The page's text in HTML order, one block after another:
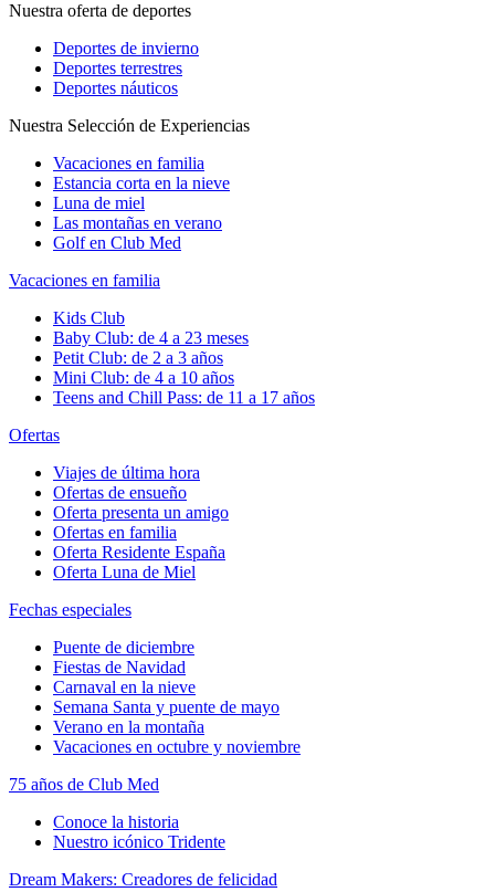
Nuestra oferta de deportes
Deportes de invierno
Deportes terrestres
Deportes náuticos
Nuestra Selección de Experiencias
Vacaciones en familia
Estancia corta en la nieve
Luna de miel
Las montañas en verano
Golf en Club Med
Vacaciones en familia
Kids Club
Baby Club: de 4 a 23 meses
Petit Club: de 2 a 3 años
Mini Club: de 4 a 10 años
Teens and Chill Pass: de 11 a 17 años
Ofertas
Viajes de última hora
Ofertas de ensueño
Oferta presenta un amigo
Ofertas en familia
Oferta Residente España
Oferta Luna de Miel
Fechas especiales
Puente de diciembre
Fiestas de Navidad
Carnaval en la nieve
Semana Santa y puente de mayo
Verano en la montaña
Vacaciones en octubre y noviembre
75 años de Club Med
Conoce la historia
Nuestro icónico Tridente
Dream Makers: Creadores de felicidad